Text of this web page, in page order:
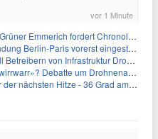
vor 1 Minute
Emmerich fordert Chronologie von Dobrindt
Berlin-Paris vorerst eingestellt
von Infrastruktur Drohnenabwehr erlauben
Debatte um Drohnenabwehr entbrannt
Hitze - 36 Grad am Wochenende